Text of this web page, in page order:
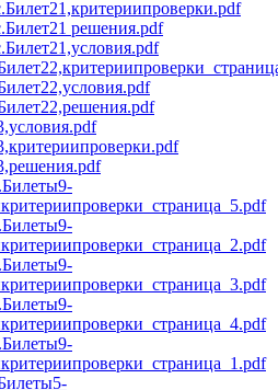
решения.pdf